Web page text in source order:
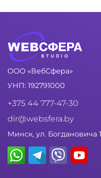
ООО «ВебСфера»
УНП: 192791000
+375 44 777-47-30
dir@websfera.by
Минск, ул. Богдановича